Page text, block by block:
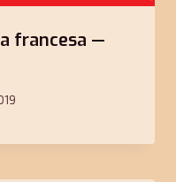
francesa —